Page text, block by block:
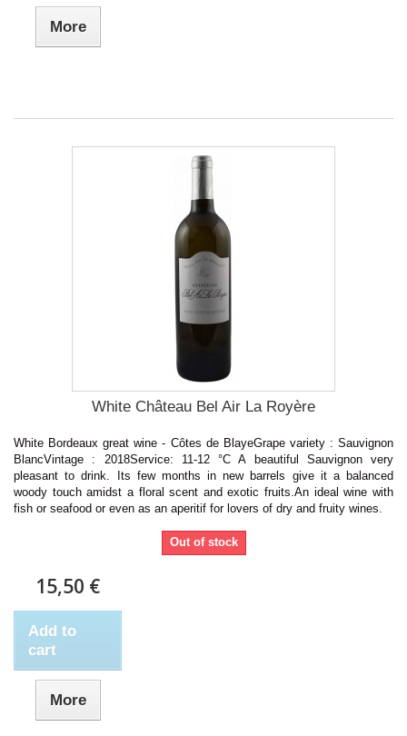
More
White Château Bel Air La Royère
White Bordeaux great wine - Côtes de BlayeGrape variety : Sauvignon
BlancVintage : 2018Service: 11-12 °C A beautiful Sauvignon very
pleasant to drink. Its few months in new barrels give it a balanced
woody touch amidst a floral scent and exotic fruits.An ideal wine with
fish or seafood or even as an aperitif for lovers of dry and fruity wines.
Out of stock
15,50 €
Add to
cart
More